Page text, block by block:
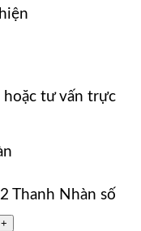
hoặc tư vấn trực
Thanh Nhàn số